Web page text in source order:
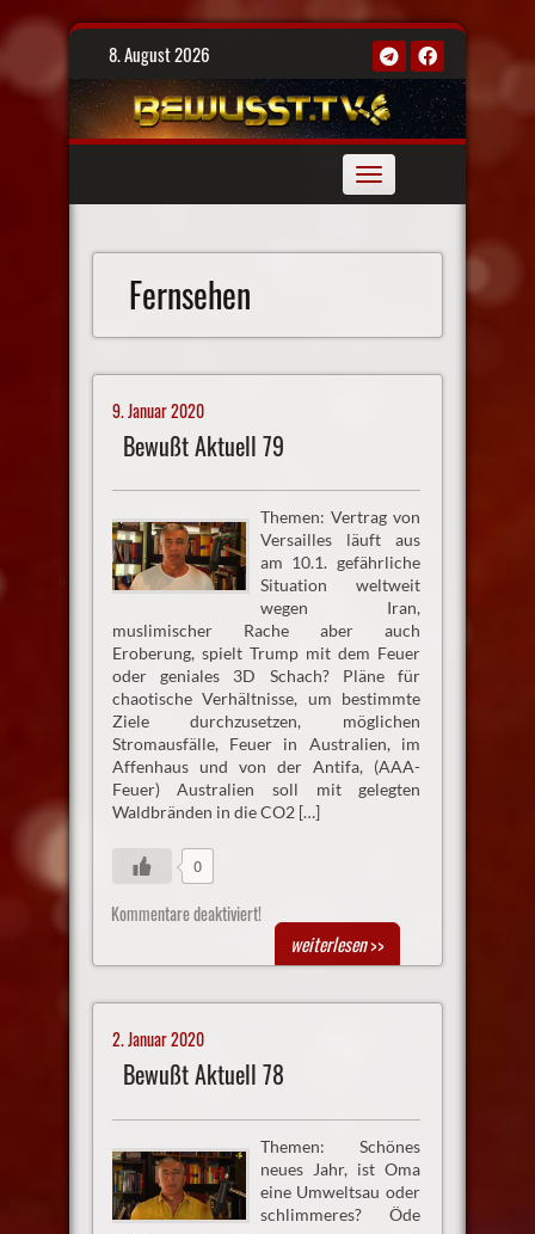
Skip
8. August 2026
Toggle
navigation
Fernsehen
9. Januar 2020
Bewußt Aktuell 79
Themen: Vertrag von
Versailles läuft aus
am 10.1. gefährliche
Situation weltweit
wegen Iran,
muslimischer Rache aber auch
Eroberung, spielt Trump mit dem Feuer
oder geniales 3D Schach? Pläne für
chaotische Verhältnisse, um bestimmte
Ziele durchzusetzen, möglichen
Stromausfälle, Feuer in Australien, im
Affenhaus und von der Antifa, (AAA-
Feuer) Australien soll mit gelegten
Waldbränden in die CO2 […]
0
Kommentare deaktiviert!
weiterlesen>>
2. Januar 2020
Bewußt Aktuell 78
Themen: Schönes
neues Jahr, ist Oma
eine Umweltsau oder
schlimmeres? Öde